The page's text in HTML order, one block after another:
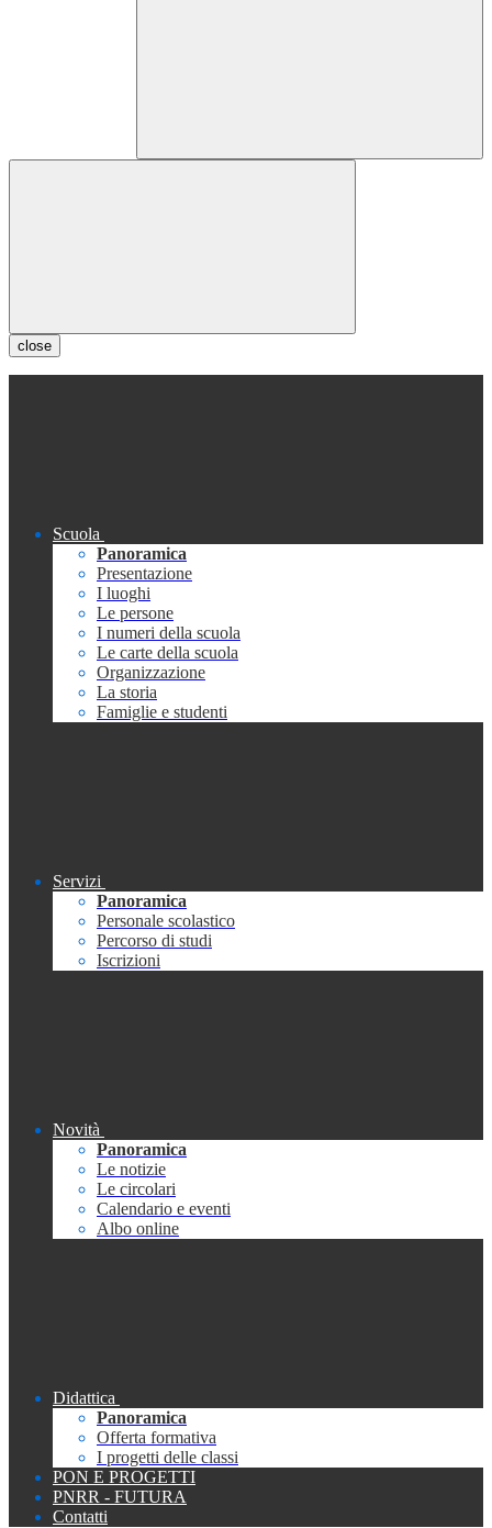
close
Scuola
Panoramica
Presentazione
I luoghi
Le persone
I numeri della scuola
Le carte della scuola
Organizzazione
La storia
Famiglie e studenti
Servizi
Panoramica
Personale scolastico
Percorso di studi
Iscrizioni
Novità
Panoramica
Le notizie
Le circolari
Calendario e eventi
Albo online
Didattica
Panoramica
Offerta formativa
I progetti delle classi
PON E PROGETTI
PNRR - FUTURA
Contatti